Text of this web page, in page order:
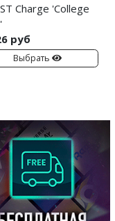
Charge 'College
руб
Выбрать